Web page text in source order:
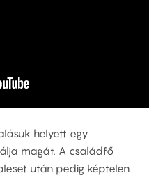
helyett egy
magát. A családfő
után pedig képtelen